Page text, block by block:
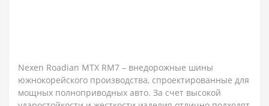
Nexen Roadian MTX RM7 – внедорожные шины
южнокорейского производства, спроектированные для
мощных полноприводных авто. За счет высокой